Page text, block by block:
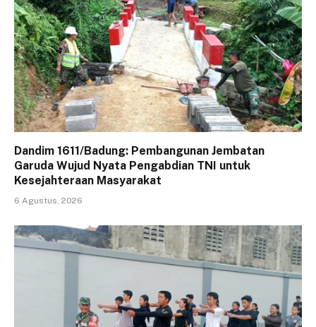
Dandim 1611/Badung: Pembangunan Jembatan
Garuda Wujud Nyata Pengabdian TNI untuk
Kesejahteraan Masyarakat
6 Agustus, 2026